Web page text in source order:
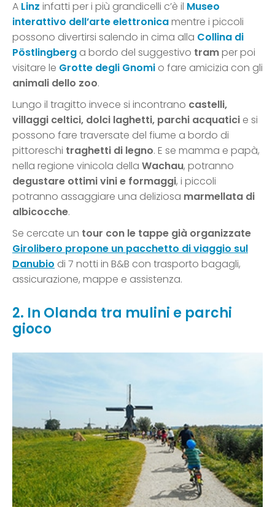
A Linz infatti per i più grandicelli c’è il Museo
interattivo dell’arte elettronicamentre i piccoli
possono divertirsi salendo in cima alla Collina di
Pöstlingberg a bordo del suggestivo tramper poi
visitare le Grotte degli Gnomi o fare amicizia con gli
animali dello zoo.
Lungo il tragitto invece si incontrano castelli,
villaggi celtici, dolci laghetti, parchi acquatici e si
possono fare traversate del fiume a bordo di
pittoreschi traghetti di legno. E se mamma e papà,
nella regione vinicola della Wachau, potranno
degustare ottimi vini e formaggi, i piccoli
potranno assaggiare una deliziosa marmellata di
albicocche.
Se cercate un tour con le tappe già organizzate
Girolibero propone un pacchetto di viaggio sul
Danubio di 7 notti in B&B con trasporto bagagli,
assicurazione, mappe e assistenza.
2. In Olanda tra mulini e parchi
gioco